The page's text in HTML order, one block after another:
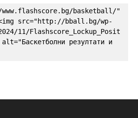
basketball/"
src="http://bball.bg/wp-
11/Flashscore_Lockup_Posit
резултати и